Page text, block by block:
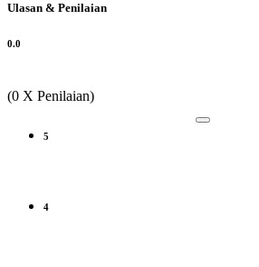
Ulasan & Penilaian
0.0
(0 X Penilaian)
5
4